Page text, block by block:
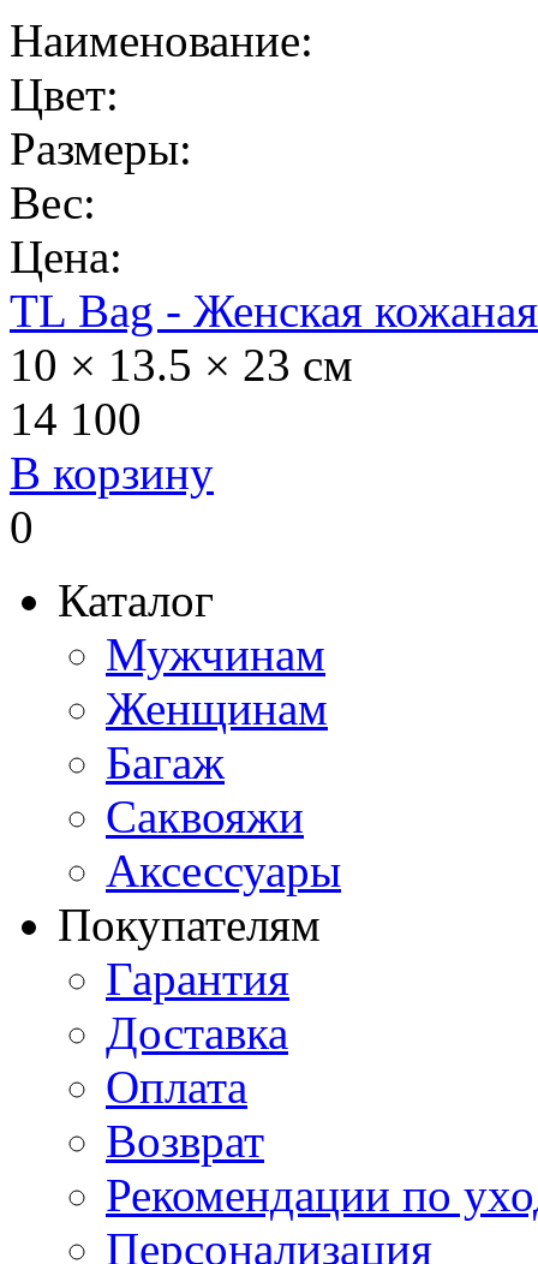
Наименование:
Цвет:
Размеры:
Вес:
Цена:
TL Bag - Женская
10 × 13.5 × 23 см
14 100
В корзину
0
Каталог
Мужчинам
Женщинам
Багаж
Саквояжи
Аксессуары
Покупателям
Гарантия
Доставка
Оплата
Возврат
Рекомендации по
Персонализация